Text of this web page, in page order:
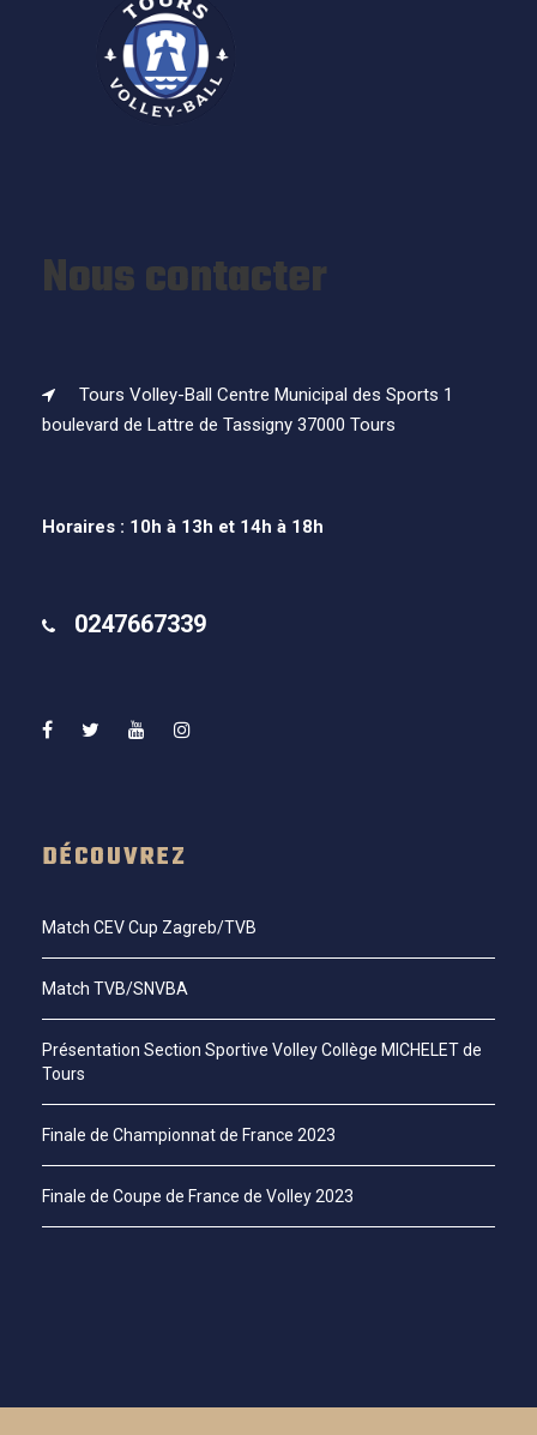
Nous contacter
Tours Volley-Ball Centre Municipal des Sports 1
boulevard de Lattre de Tassigny 37000 Tours
Horaires : 10h à 13h et 14h à 18h
0247667339
DÉCOUVREZ
Match CEV Cup Zagreb/TVB
Match TVB/SNVBA
Présentation Section Sportive Volley Collège MICHELET de
Tours
Finale de Championnat de France 2023
Finale de Coupe de France de Volley 2023